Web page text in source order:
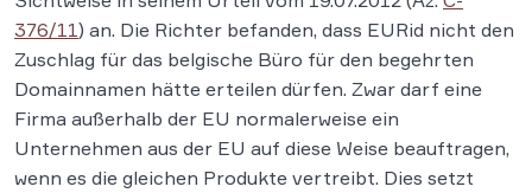
376/11) an. Die Richter befanden, dass EURid nicht den
Zuschlag für das belgische Büro für den begehrten
Domainnamen hätte erteilen dürfen. Zwar darf eine
Firma außerhalb der EU normalerweise ein
Unternehmen aus der EU auf diese Weise beauftragen,
wenn es die gleichen Produkte vertreibt. Dies setzt